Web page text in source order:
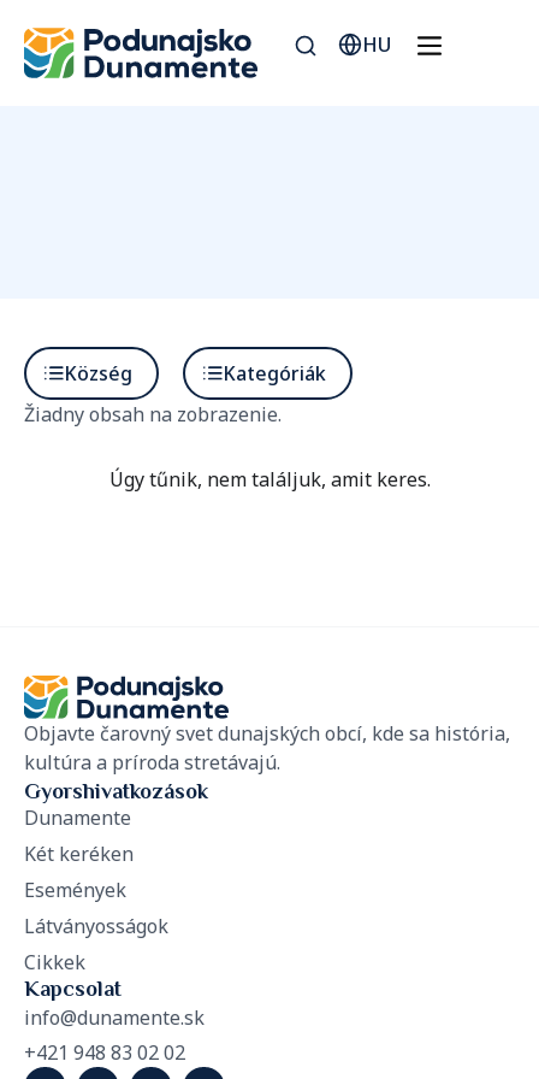
HU
Község
Kategóriák
Žiadny obsah na zobrazenie.
Úgy tűnik, nem találjuk, amit keres.
Objavte čarovný svet dunajských obcí, kde sa história,
kultúra a príroda stretávajú.
Gyorshivatkozások
Dunamente
Két keréken
Események
Látványosságok
Cikkek
Kapcsolat
info@dunamente.sk
+421 948 83 02 02